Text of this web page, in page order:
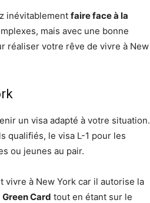
inévitablement faire face à la
mais avec une bonne
réaliser votre rêve de vivre à New
un visa adapté à votre situation.
qualifiés, le visa L-1 pour les
ou jeunes au pair.
à New York car il autorise la
Card tout en étant sur le